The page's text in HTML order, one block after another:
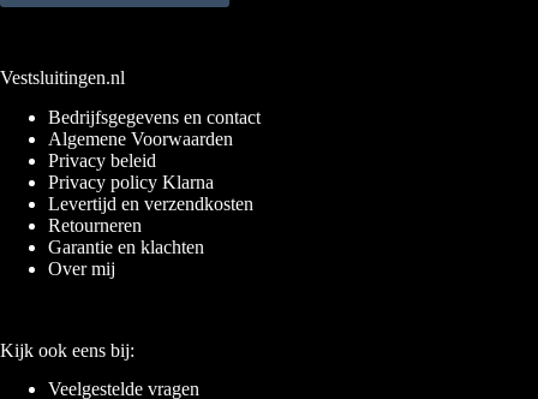
Vestsluitingen.nl
Bedrijfsgegevens en contact
Algemene Voorwaarden
Privacy beleid
Privacy policy Klarna
Levertijd en verzendkosten
Retourneren
Garantie en klachten
Over mij
Kijk ook eens bij:
Veelgestelde vragen